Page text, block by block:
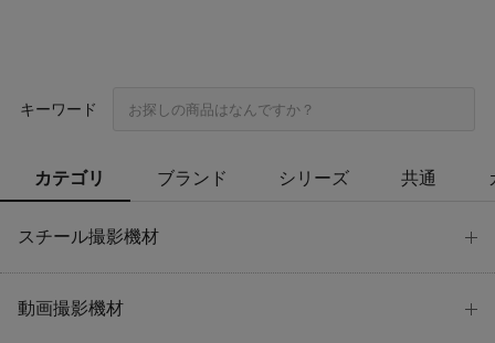
キーワード
カテゴリ ブランド シリーズ 共通
スチール撮影機材
動画撮影機材